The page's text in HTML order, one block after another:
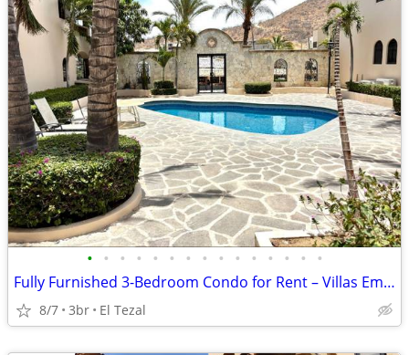
• • • • • • • • • • • • • • •
Fully Furnished 3-Bedroom Condo for Rent – Villas Emmanuel
8/7 3br El Tezal